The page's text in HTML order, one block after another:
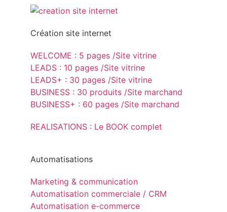
Création site internet
WELCOME : 5 pages /Site vitrine
LEADS : 10 pages /Site vitrine
LEADS+ : 30 pages /Site vitrine
BUSINESS : 30 produits /Site marchand
BUSINESS+ : 60 pages /Site marchand
REALISATIONS : Le BOOK complet
Automatisations
Marketing & communication
Automatisation commerciale / CRM
Automatisation e-commerce